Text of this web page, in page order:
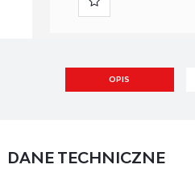
OPIS
DANE TECHNICZNE